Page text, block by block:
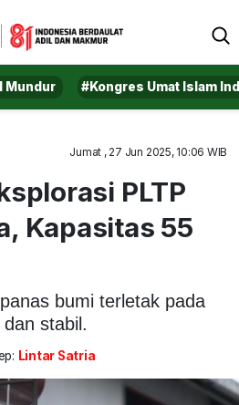
Mundur #Kongres Umat Islam
Jumat , 27 Jun 2025, 10:06 WIB
PLTP
Kapasitas 55
bumi terletak pada
stabil.
Lintar Satria